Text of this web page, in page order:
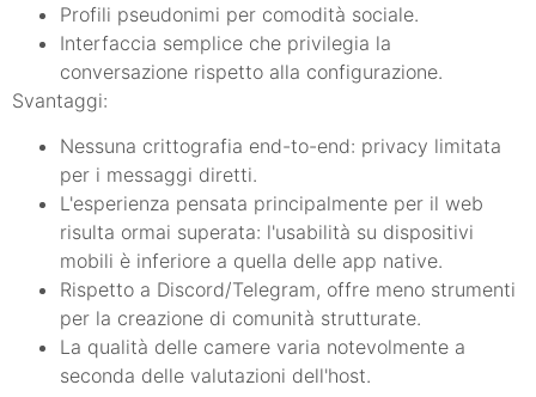
Profili pseudonimi per comodità sociale.
Interfaccia semplice che privilegia la
conversazione rispetto alla configurazione.
Svantaggi:
Nessuna crittografia end-to-end: privacy limitata
per i messaggi diretti.
L'esperienza pensata principalmente per il web
risulta ormai superata: l'usabilità su dispositivi
mobili è inferiore a quella delle app native.
Rispetto a Discord/Telegram, offre meno strumenti
per la creazione di comunità strutturate.
La qualità delle camere varia notevolmente a
seconda delle valutazioni dell'host.